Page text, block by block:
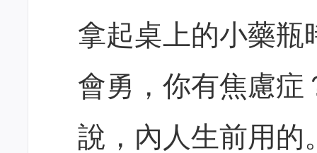
拿起桌上的小藥瓶
會勇，你有焦慮症
說，內人生前用的